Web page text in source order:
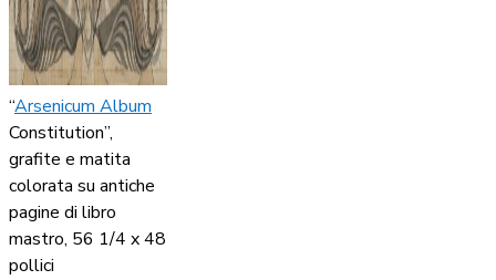
“Arsenicum Album
Constitution”,
grafite e matita
colorata su antiche
pagine di libro
mastro, 56 1/4 x 48
pollici